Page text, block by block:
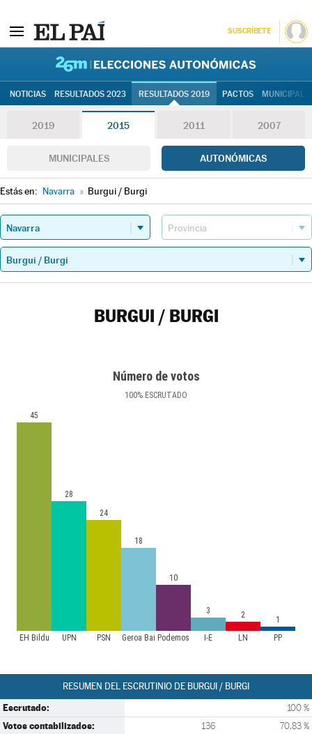
SUSCRÍBETE
NOTICIAS RESULTADOS 2023 RESULTADOS 2019 PACTOS
2019 2015 2011 2007
MUNICIPALES AUTONÓMICAS
Estás en: Navarra » Burgui / Burgi
BURGUI / BURGI
Número de votos
100% ESCRUTADO
EH Bildu UPN PSN Geroa Bai Podemos I-E LN PP
45
28
24
18
10
3 2 1
RESUMEN DEL ESCRUTINIO DE BURGUI / BURGI
Escrutado: 100 %
Votos contabilizados: 136 70,83 %